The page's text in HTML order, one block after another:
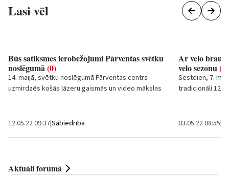
Lasi vēl
Būs satiksmes ierobežojumi Pārventas svētku
noslēgumā(0)
14. maijā, svētku noslēgumā Pārventas centrs
uzmirdzēs košās lāzeru gaismās un video mākslas
12.05.22 09:37|Sabiedrība
Ar velo
velo sezonu(1)
Sestdien, 7.
tradicionāli 12
03.05.22 08:55|
Aktuāli forumā